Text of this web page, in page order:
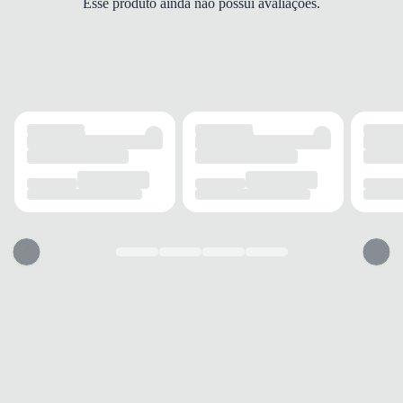
SOLADO
Borracha
ADERÊNCIA
Alta
Sim
FECHAMENTO
Esse produto ainda não possui avaliações.